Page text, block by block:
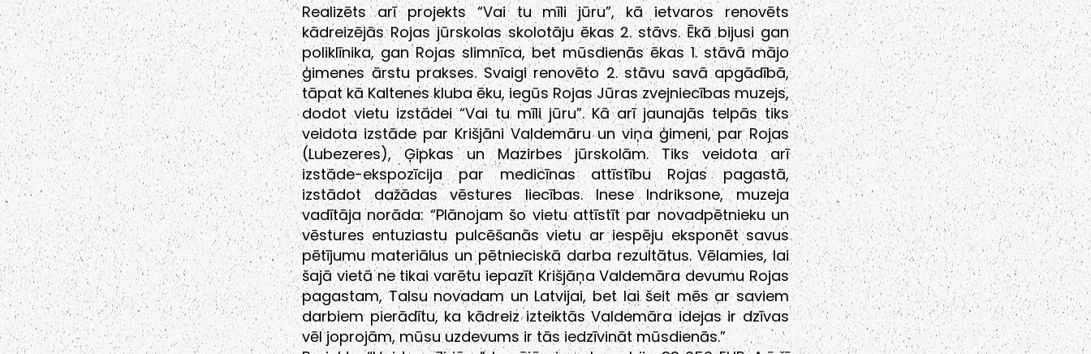
Realizēts arī projekts “Vai tu mīli jūru”, kā ietvaros renovēts
kādreizējās Rojas jūrskolas skolotāju ēkas 2. stāvs. Ēkā bijusi gan
poliklīnika, gan Rojas slimnīca, bet mūsdienās ēkas 1. stāvā mājo
ģimenes ārstu prakses. Svaigi renovēto 2. stāvu savā apgādībā,
tāpat kā Kaltenes kluba ēku, iegūs Rojas Jūras zvejniecības muzejs,
dodot vietu izstādei “Vai tu mīli jūru”. Kā arī jaunajās telpās tiks
veidota izstāde par Krišjāni Valdemāru un viņa ģimeni, par Rojas
(Lubezeres), Ģipkas un Mazirbes jūrskolām. Tiks veidota arī
izstāde-ekspozīcija par medicīnas attīstību Rojas pagastā,
izstādot dažādas vēstures liecības. Inese Indriksone, muzeja
vadītāja norāda: “Plānojam šo vietu attīstīt par novadpētnieku un
vēstures entuziastu pulcēšanās vietu ar iespēju eksponēt savus
pētījumu materiālus un pētnieciskā darba rezultātus. Vēlamies, lai
šajā vietā ne tikai varētu iepazīt Krišjāņa Valdemāra devumu Rojas
pagastam, Talsu novadam un Latvijai, bet lai šeit mēs ar saviem
darbiem pierādītu, ka kādreiz izteiktās Valdemāra idejas ir dzīvas
vēl joprojām, mūsu uzdevums ir tās iedzīvināt mūsdienās.”